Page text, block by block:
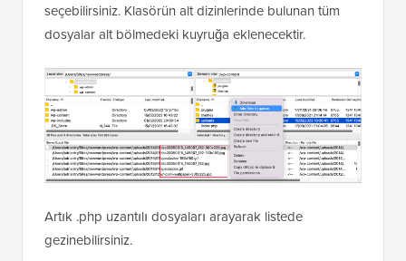
seçebilirsiniz. Klasörün alt dizinlerinde bulunan tüm
dosyalar alt bölmedeki kuyruğa eklenecektir.
Artık .php uzantılı dosyaları arayarak listede
gezinebilirsiniz.